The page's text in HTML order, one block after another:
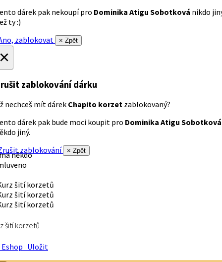
dárek pak nekoupí pro Dominika Atigu Sobotková nikdo
ty :)
zablokovat
× Zpět
zablokování dárku
nechceš mít dárek Chapito korzet zablokovaný?
dárek pak bude moci koupit pro Dominika Atigu Sobotková
jiný.
zablokování
× Zpět
někdo
šití korzetů
Uložit